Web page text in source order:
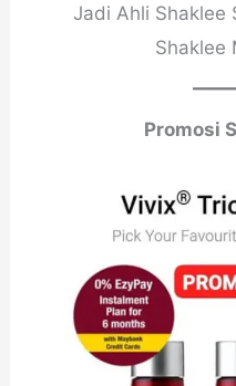
Jadi Ahli Shaklee
Shaklee
Promosi